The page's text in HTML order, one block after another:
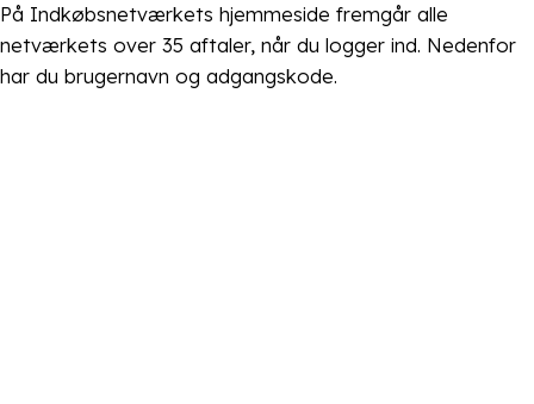
På Indkøbsnetværkets hjemmeside fremgår alle
netværkets over 35 aftaler, når du logger ind. Nedenfor
har du brugernavn og adgangskode.